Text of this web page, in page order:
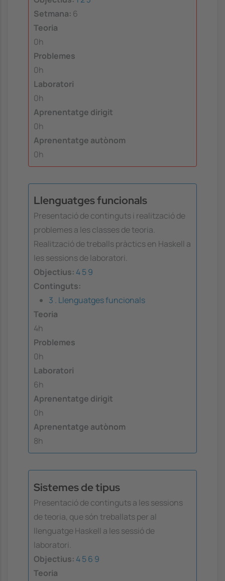
Setmana: 6
Teoria
0h
Problemes
0h
Laboratori
0h
Aprenentatge dirigit
0h
Aprenentatge autònom
0h
Llenguatges funcionals
Presentació de continguts i realització de
problemes a les classes de teoria.
Realització de treballs pràctics en Haskell a
les sessions de laboratori.
Objectius: 459
Continguts:
3 . Llenguatges funcionals
Teoria
4h
Problemes
0h
Laboratori
6h
Aprenentatge dirigit
0h
Aprenentatge autònom
8h
Sistemes de tipus
Presentació de continguts a les sessions
de teoria, que són treballats per al
llenguatge Haskell a les sessió de
laboratori.
Objectius: 456 9
Teoria